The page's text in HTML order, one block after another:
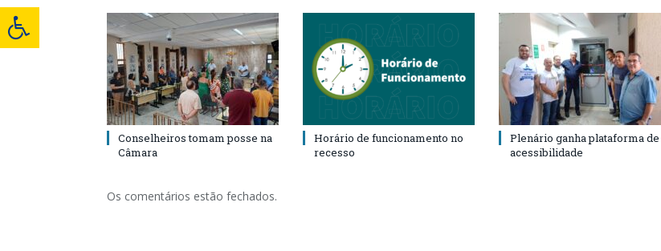
Conselheiros tomam posse na
Câmara
Horário de funcionamento no
recesso
Plenário ganha plataforma de
acessibilidade
Os comentários estão fechados.